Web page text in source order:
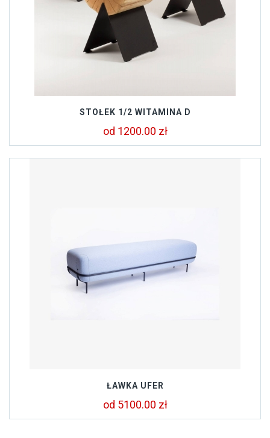
STOŁEK 1/2 WITAMINA D
od 1200.00 zł
ŁAWKA UFER
od 5100.00 zł